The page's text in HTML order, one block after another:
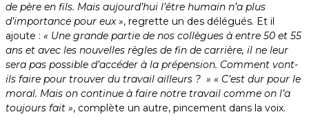
de père en fils. Mais aujourd’hui l’être humain n’a plus
d’importance pour eux », regrette un des délégués. Et il
ajoute : « Une grande partie de nos collègues à entre 50 et 55
ans et avec les nouvelles règles de fin de carrière, il ne leur
sera pas possible d’accéder à la prépension. Comment vont-
ils faire pour trouver du travail ailleurs ? » « C’est dur pour le
moral. Mais on continue à faire notre travail comme on l’a
toujours fait », complète un autre, pincement dans la voix.